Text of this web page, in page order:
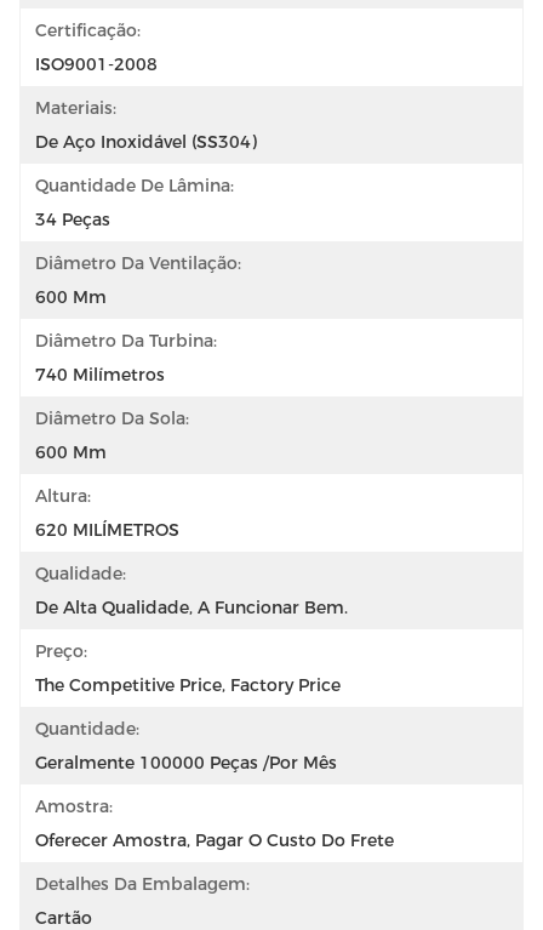
Certificação:
ISO9001-2008
Materiais:
De Aço Inoxidável (SS304)
Quantidade De Lâmina:
34 Peças
Diâmetro Da Ventilação:
600 Mm
Diâmetro Da Turbina:
740 Milímetros
Diâmetro Da Sola:
600 Mm
Altura:
620 MILÍMETROS
Qualidade:
De Alta Qualidade, A Funcionar Bem.
Preço:
The Competitive Price, Factory Price
Quantidade:
Geralmente 100000 Peças /por Mês
Amostra:
Oferecer Amostra, Pagar O Custo Do Frete
Detalhes Da Embalagem:
Cartão